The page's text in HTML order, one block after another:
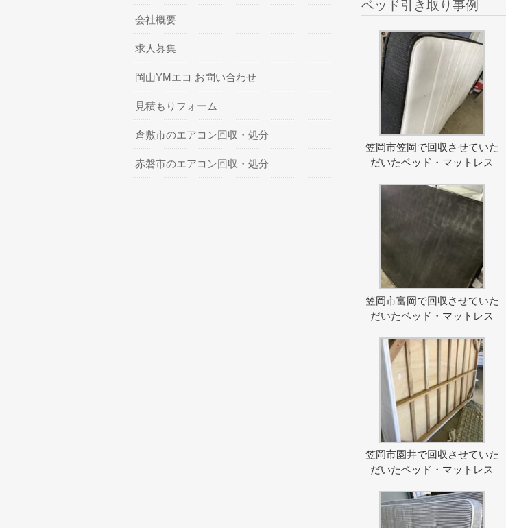
ベッド引き取り事例
笠岡市笠岡で回収させていた
だいたベッド・マットレス
笠岡市富岡で回収させていた
だいたベッド・マットレス
笠岡市園井で回収させていた
だいたベッド・マットレス
会社概要
求人募集
岡山YMエコ お問い合わせ
見積もりフォーム
倉敷市のエアコン回収・処分
赤磐市のエアコン回収・処分